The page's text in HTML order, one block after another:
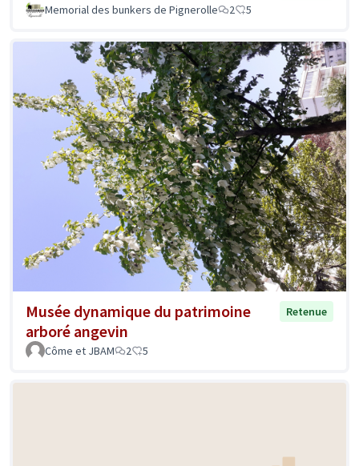
Memorial des bunkers de Pignerolle
2 5
Musée dynamique du patrimoine
arboré angevin
Retenue
Côme et JBAM 2 5